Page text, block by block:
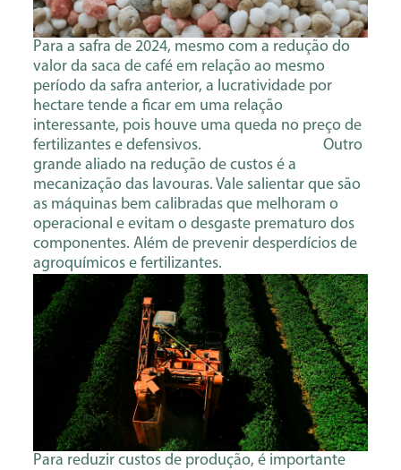
Para a safra de 2024, mesmo com a redução do
valor da saca de café em relação ao mesmo
período da safra anterior, a lucratividade por
hectare tende a ficar em uma relação
interessante, pois houve uma queda no preço de
fertilizantes e defensivos. Outro
grande aliado na redução de custos é a
mecanização das lavouras. Vale salientar que são
as máquinas bem calibradas que melhoram o
operacional e evitam o desgaste prematuro dos
componentes. Além de prevenir desperdícios de
agroquímicos e fertilizantes.
Para reduzir custos de produção, é importante